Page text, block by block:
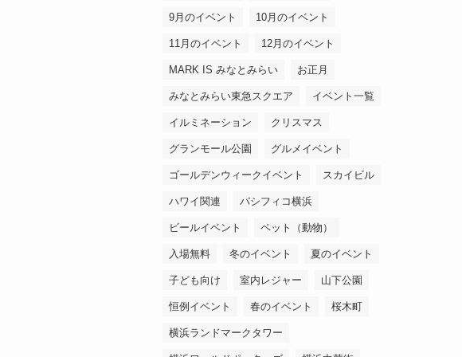
9月のイベント 10月のイベント
11月のイベント 12月のイベント
MARK IS みなとみらい お正月
みなとみらい東急スクエア イベント一覧
イルミネーション クリスマス
グランモール公園 グルメイベント
ゴールデンウィークイベント スカイビル
ハワイ関連 パシフィコ横浜
ビールイベント ペット（動物）
入場無料 冬のイベント 夏のイベント
子ども向け 室内レジャー 山下公園
恒例イベント 春のイベント 桜木町
横浜ランドマークタワー